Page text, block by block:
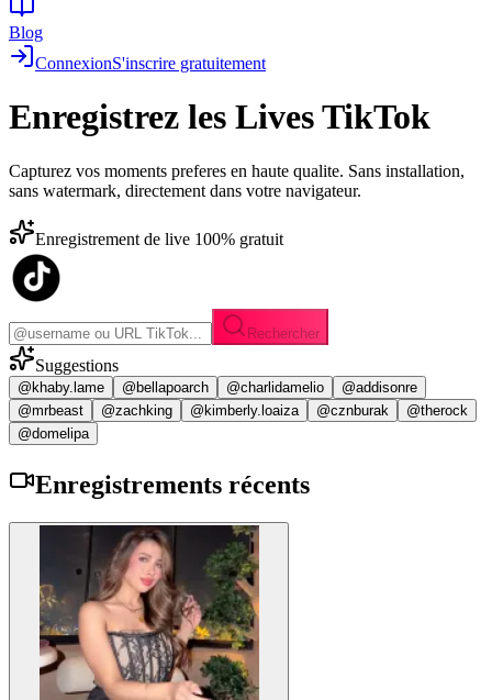
Blog
ConnexionS'inscrire gratuitement
Enregistrez les Lives TikTok
Capturez vos moments preferes en haute qualite. Sans installation,
sans watermark, directement dans votre navigateur.
Enregistrement de live 100% gratuit
Rechercher
Suggestions
@khaby.lame @bellapoarch @charlidamelio
@addisonre
@mrbeast
@zachking @kimberly.loaiza @cznburak
@therock
@domelipa
Enregistrements récents